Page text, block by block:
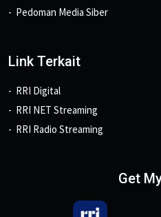
Pedoman Media Siber
Link Terkait
RRI Digital
RRI NET Streaming
RRI Radio Streaming
Get